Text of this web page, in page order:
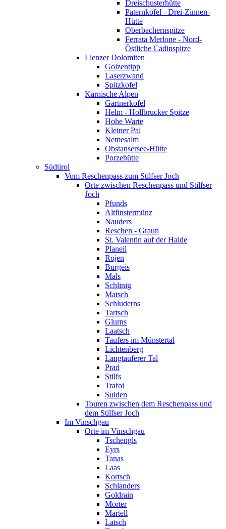
Dreischusterhütte
Paternkofel - Drei-Zinnen-
Hütte
Oberbachernspitze
Ferrata Merlone - Nord-
Östliche Cadinspitze
Lienzer Dolomiten
Golzentipp
Laserzwand
Spitzkofel
Karnische Alpen
Gartnerkofel
Helm - Hollbrucker Spitze
Hohe Warte
Kleiner Pal
Nemesalm
Obstansersee-Hütte
Porzehütte
Südtirol
Vom Reschenpass zum Stilfser Joch
Orte zwischen Reschenpass und Stilfser
Joch
Pfunds
Altfinstermünz
Nauders
Reschen - Graun
St. Valentin auf der Haide
Planeil
Rojen
Burgeis
Mals
Schlinig
Matsch
Schluderns
Tartsch
Glurns
Laatsch
Taufers im Münstertal
Lichtenberg
Langtauferer Tal
Prad
Stilfs
Trafoi
Sulden
Touren zwischen dem Reschenpass und
dem Stilfser Joch
Im Vinschgau
Orte im Vinschgau
Tschengls
Eyrs
Tanas
Laas
Kortsch
Schlanders
Goldrain
Morter
Martell
Latsch